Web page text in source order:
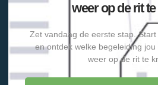
weer op de rit
Zet vandaag de eerste stap.
en ontdek welke begeleiding
weer op de rit te